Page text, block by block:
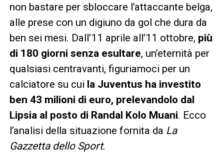
non bastare per sbloccare l’attaccante belga,
alle prese con un digiuno da gol che dura da
ben sei mesi. Dall’11 aprile all’11 ottobre, più
di 180 giorni senza esultare, un’eternità per
qualsiasi centravanti, figuriamoci per un
calciatore su cui la Juventus ha investito
ben 43 milioni di euro, prelevandolo dal
Lipsia al posto di Randal Kolo Muani. Ecco
l’analisi della situazione fornita da La
Gazzetta dello Sport.